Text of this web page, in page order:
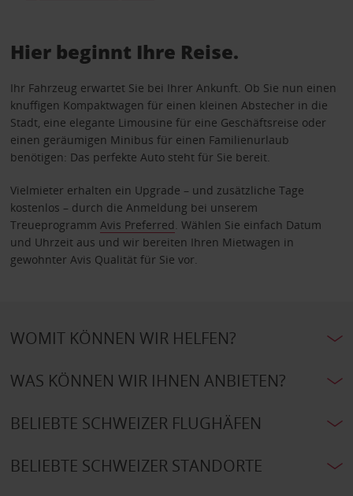
Hier beginnt Ihre Reise.
Ihr Fahrzeug erwartet Sie bei Ihrer Ankunft. Ob Sie nun einen
knuffigen Kompaktwagen für einen kleinen Abstecher in die
Stadt, eine elegante Limousine für eine Geschäftsreise oder
einen geräumigen Minibus für einen Familienurlaub
benötigen: Das perfekte Auto steht für Sie bereit.
Vielmieter erhalten ein Upgrade – und zusätzliche Tage
kostenlos – durch die Anmeldung bei unserem
Treueprogramm Avis Preferred . Wählen Sie einfach Datum
und Uhrzeit aus und wir bereiten Ihren Mietwagen in
gewohnter Avis Qualität für Sie vor.
WOMIT KÖNNEN WIR HELFEN?
WAS KÖNNEN WIR IHNEN ANBIETEN?
BELIEBTE SCHWEIZER FLUGHÄFEN
BELIEBTE SCHWEIZER STANDORTE